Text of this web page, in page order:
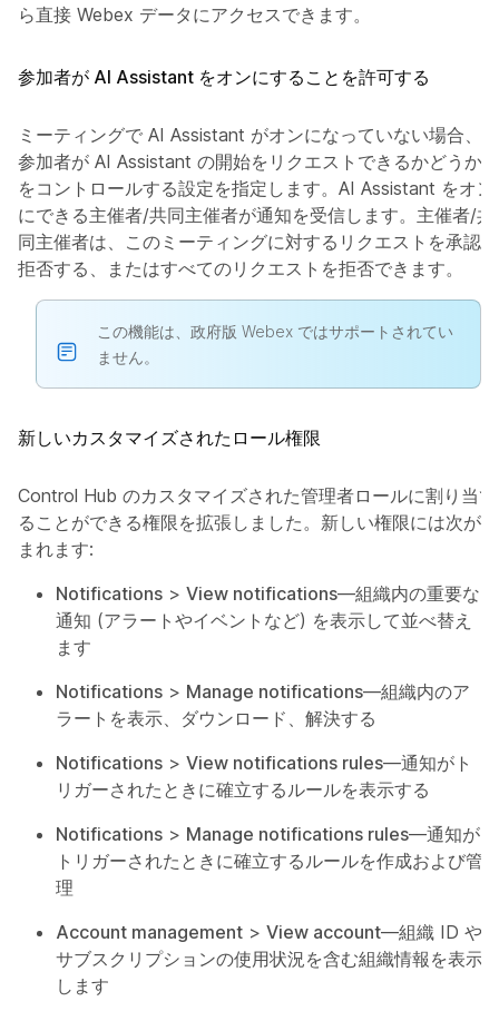
ら直接 Webex データにアクセスできます。
参加者が AI Assistant をオンにすることを許可する
ミーティングで AI Assistant がオンになっていない場合、
参加者が AI Assistant の開始をリクエストできるかどうか
をコントロールする設定を指定します。AI Assistant をオン
にできる主催者/共同主催者が通知を受信します。主催者/共
同主催者は、このミーティングに対するリクエストを承認、
拒否する、またはすべてのリクエストを拒否できます。
この機能は、政府版 Webex ではサポートされてい
ません。
新しいカスタマイズされたロール権限
Control Hub のカスタマイズされた管理者ロールに割り当て
ることができる権限を拡張しました。新しい権限には次が含
まれます:
Notifications > View notifications—組織内の重要な
通知 (アラートやイベントなど) を表示して並べ替え
ます
Notifications > Manage notifications—組織内のア
ラートを表示、ダウンロード、解決する
Notifications > View notifications rules—通知がト
リガーされたときに確立するルールを表示する
Notifications > Manage notifications rules—通知が
トリガーされたときに確立するルールを作成および管
理
Account management > View account—組織 ID や
サブスクリプションの使用状況を含む組織情報を表示
します